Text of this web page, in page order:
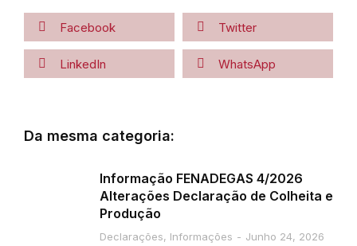
Facebook Twitter
LinkedIn WhatsApp
Da mesma categoria:
Informação FENADEGAS 4/2026
Alterações Declaração de Colheita e
Produção
Declarações, Informações Junho 24, 2026